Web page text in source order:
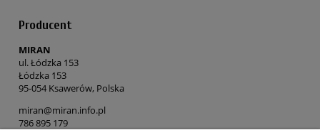
Producent
MIRAN
ul. Łódzka 153
Łódzka 153
95-054 Ksawerów, Polska
miran@miran.info.pl
786 895 179